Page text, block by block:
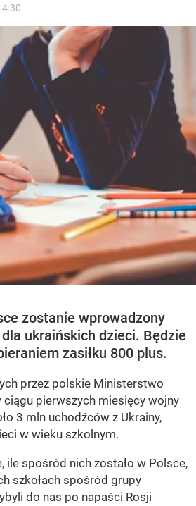
zostanie wprowadzony
ukraińskich dzieci. Będzie
zasiłku 800 plus.
przez polskie Ministerstwo
ciągu pierwszych miesięcy wojny
3 mln uchodźców z Ukrainy,
w wieku szkolnym.
ile spośród nich zostało w Polsce,
szkołach spośród grupy
do nas po napaści Rosji